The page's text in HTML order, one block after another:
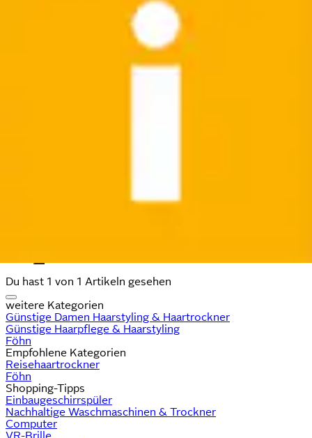
Du hast 1 von 1 Artikeln gesehen
weitere Kategorien
Günstige Damen Haarstyling & Haartrockner
Günstige Haarpflege & Haarstyling
Föhn
Empfohlene Kategorien
Reisehaartrockner
Föhn
Shopping-Tipps
Einbaugeschirrspüler
Nachhaltige Waschmaschinen & Trockner
Computer
VR-Brille